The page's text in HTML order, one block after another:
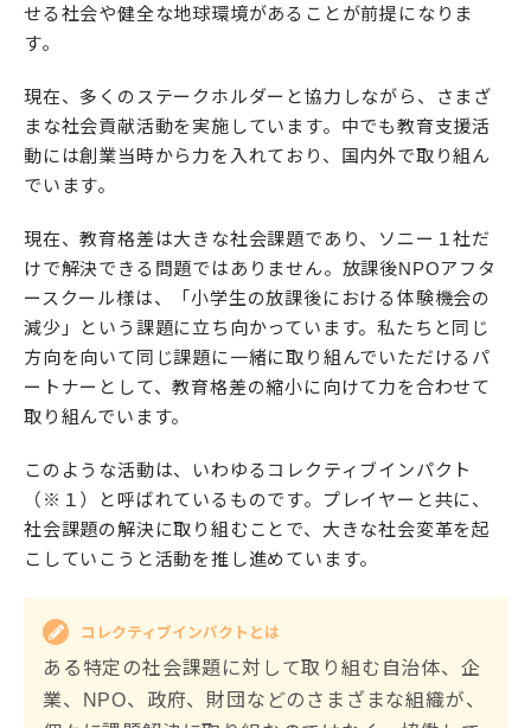
せる社会や健全な地球環境があることが前提になりま
す。
現在、多くのステークホルダーと協力しながら、さまざ
まな社会貢献活動を実施しています。中でも教育支援活
動には創業当時から力を入れており、国内外で取り組ん
でいます。
現在、教育格差は大きな社会課題であり、ソニー１社だ
けで解決できる問題ではありません。放課後NPOアフタ
ースクール様は、「小学生の放課後における体験機会の
減少」という課題に立ち向かっています。私たちと同じ
方向を向いて同じ課題に一緒に取り組んでいただけるパ
ートナーとして、教育格差の縮小に向けて力を合わせて
取り組んでいます。
このような活動は、いわゆるコレクティブインパクト
（※１）と呼ばれているものです。プレイヤーと共に、
社会課題の解決に取り組むことで、大きな社会変革を起
こしていこうと活動を推し進めています。
コレクティブインパクトとは
ある特定の社会課題に対して取り組む自治体、企
業、NPO、政府、財団などのさまざまな組織が、